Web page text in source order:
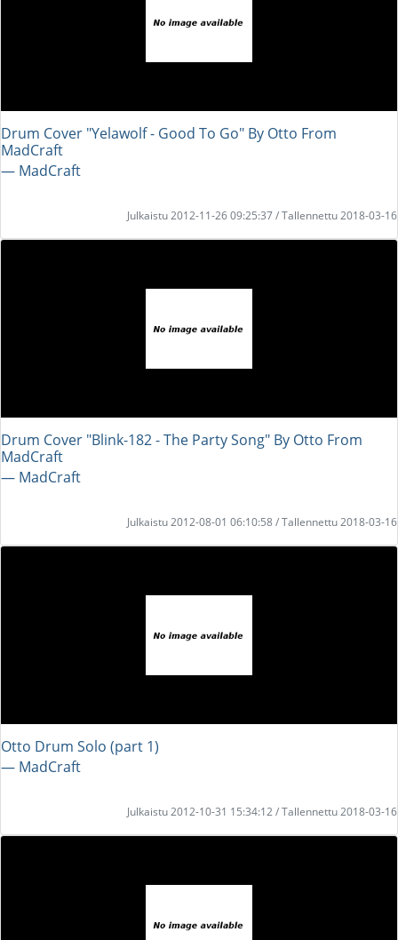
Drum Cover "Yelawolf - Good To Go" By Otto From
MadCraft
― MadCraft
Julkaistu 2012-11-26 09:25:37 / Tallennettu 2018-03-16
Drum Cover "Blink-182 - The Party Song" By Otto From
MadCraft
― MadCraft
Julkaistu 2012-08-01 06:10:58 / Tallennettu 2018-03-16
Otto Drum Solo (part 1)
― MadCraft
Julkaistu 2012-10-31 15:34:12 / Tallennettu 2018-03-16